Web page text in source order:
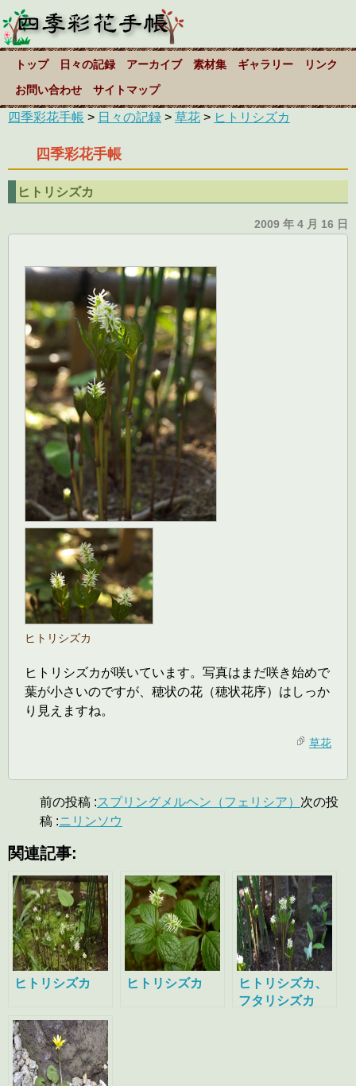
トップ 日々の記録 アーカイブ 素材集 ギャラリー リンク
お問い合わせ サイトマップ
四季彩花手帳 > 日々の記録 > 草花 > ヒトリシズカ
四季彩花手帳
ヒトリシズカ
2009 年 4 月 16 日
ヒトリシズカ
ヒトリシズカが咲いています。写真はまだ咲き始めで
葉が小さいのですが、穂状の花（穂状花序）はしっか
り見えますね。
草花
前の投稿 :スプリングメルヘン（フェリシア） 次の投
稿 :ニリンソウ
関連記事:
ヒトリシズカ ヒトリシズカ
ヒトリシズカ、
フタリシズカ